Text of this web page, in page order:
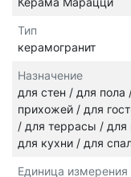
Тип
керамогранит
Назначение
для стен / для пола
прихожей / для
/ для террасы / для
для кухни / для
Единица измерения